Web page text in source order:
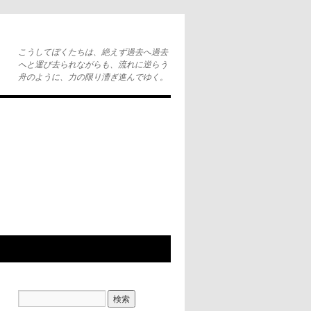
こうしてぼくたちは、絶えず過去へ過去
へと運び去られながらも、流れに逆らう
舟のように、力の限り漕ぎ進んでゆく。